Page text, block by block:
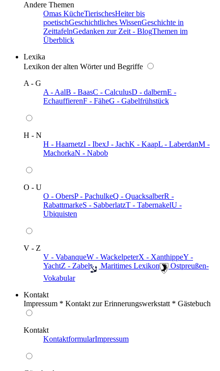
Andere Themen
Omas KücheTierischesHeiter bis
poetischGeschichtliches WissenGeschichte in
ZeittafelnGedanken zur Zeit - BlogThemen im
Überblick
Lexika
Lexikon der alten Wörter und Begriffe
A - G
A - AalB - BaasC - CalculusD - dalbernE -
EchauffierenF - FäheG - Gabelfrühstück
H - N
H - HaarnetzI - IbexJ - JachK - KaapL - LaberdanM -
MachorkaN - Nabob
O - U
O - ObersP - PachulkeQ - QuacksalberR -
RabattmarkeS - SabberlatzT - TabernakelU -
Ubiquisten
V - Z
V - VabanqueW - WackelpeterX - XanthippeY -
YachtZ - Zabel ️ Maritimes Lexikon
️ Ostpreußen-
Vokabular
Kontakt
Impressum * Kontakt zur Erinnerungswerkstatt * Gästebuch
Kontakt
KontaktformularImpressum